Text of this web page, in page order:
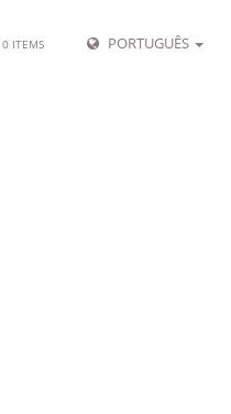
0 ITEMS PORTUGUÊS